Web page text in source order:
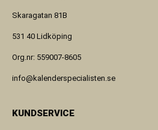
Skaragatan 81B
531 40 Lidköping
Org.nr: 559007-8605
info@kalenderspecialisten.se
KUNDSERVICE